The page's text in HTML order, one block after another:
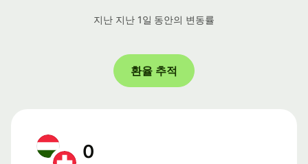
지난 지난 1일 동안의 변동률
환율 추적
0